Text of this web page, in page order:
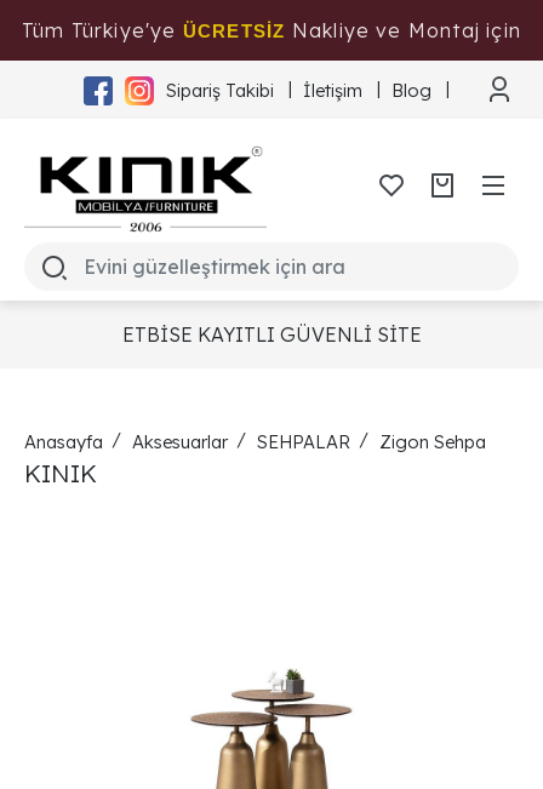
Tüm Türkiye'ye ÜCRETSİZ Nakliye ve Montaj için
Tıklayınız
Sipariş Takibi İletişim Blog
ETBİSE KAYITLI GÜVENLİ SİTE
Anasayfa Aksesuarlar SEHPALAR Zigon Sehpa
KINIK